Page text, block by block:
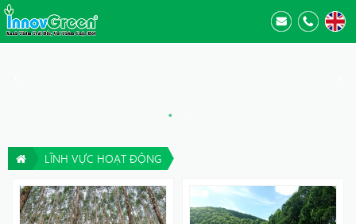
LĨNH VỰC HOẠT ĐỘNG